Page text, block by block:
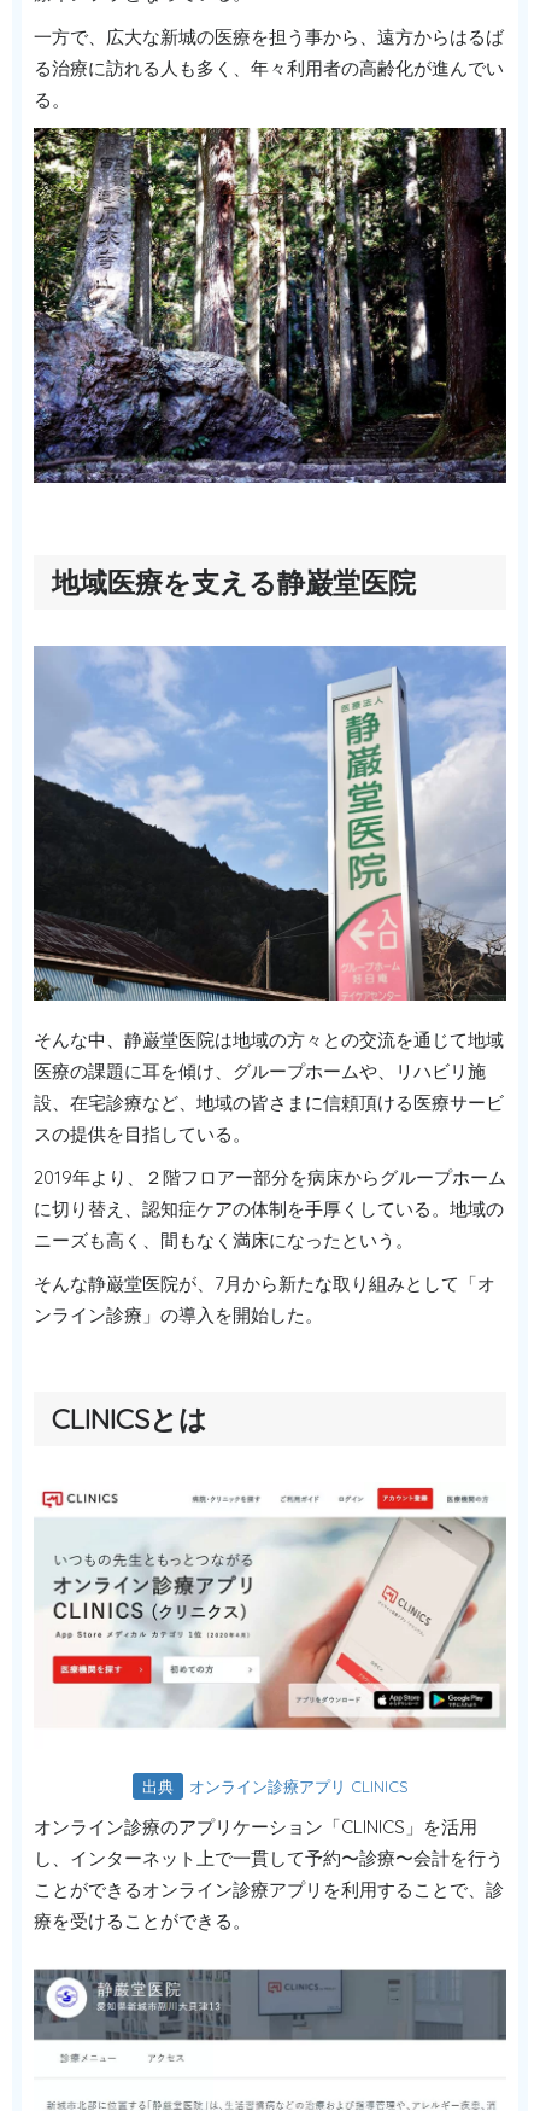
一方で、広大な新城の医療を担う事から、遠方からはるば
る治療に訪れる人も多く、年々利用者の高齢化が進んでい
る。
地域医療を支える静巌堂医院
そんな中、静巌堂医院は地域の方々との交流を通じて地域
医療の課題に耳を傾け、グループホームや、リハビリ施
設、在宅診療など、地域の皆さまに信頼頂ける医療サービ
スの提供を目指している。
2019年より、２階フロアー部分を病床からグループホーム
に切り替え、認知症ケアの体制を手厚くしている。地域の
ニーズも高く、間もなく満床になったという。
そんな静巌堂医院が、7月から新たな取り組みとして「オ
ンライン診療」の導入を開始した。
CLINICSとは
出典 オンライン診療アプリ CLINICS
オンライン診療のアプリケーション「CLINICS」を活用
し、インターネット上で一貫して予約〜診療〜会計を行う
ことができるオンライン診療アプリを利用することで、診
療を受けることができる。